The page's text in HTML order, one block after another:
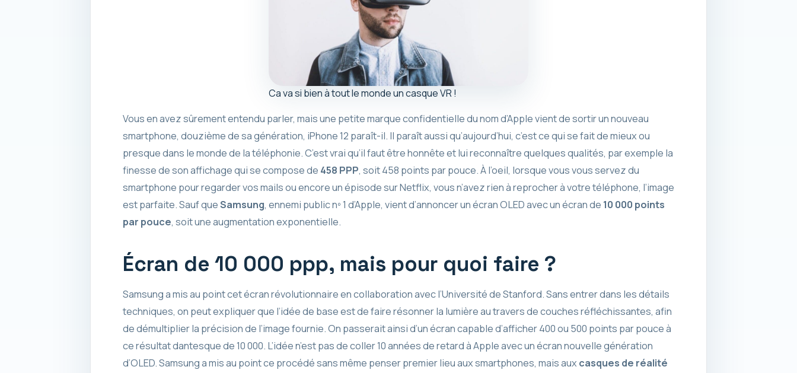
Ca va si bien à tout le monde un casque VR !
Vous en avez sûrement entendu parler, mais une petite marque confidentielle du nom d’Apple vient de sortir un nouveau
smartphone, douzième de sa génération, iPhone 12 paraît-il. Il paraît aussi qu’aujourd’hui, c’est ce qui se fait de mieux ou
presque dans le monde de la téléphonie. C’est vrai qu’il faut être honnête et lui reconnaître quelques qualités, par exemple la
finesse de son affichage qui se compose de 458 PPP, soit 458 points par pouce. À l’oeil, lorsque vous vous servez du
smartphone pour regarder vos mails ou encore un épisode sur Netflix, vous n’avez rien à reprocher à votre téléphone, l’image
est parfaite. Sauf queSamsung, ennemi public nº 1 d’Apple, vient d’annoncer un écran OLED avec un écran de 10 000 points
par pouce, soit une augmentation exponentielle.
Écran de 10 000 ppp, mais pour quoi faire ?
Samsung a mis au point cet écran révolutionnaire en collaboration avec l’Université de Stanford. Sans entrer dans les détails
techniques, on peut expliquer que l’idée de base est de faire résonner la lumière au travers de couches réfléchissantes, afin
de démultiplier la précision de l’image fournie. On passerait ainsi d’un écran capable d’afficher 400 ou 500 points par pouce à
ce résultat dantesque de 10 000. L’idée n’est pas de coller 10 années de retard à Apple avec un écran nouvelle génération
d’OLED. Samsung a mis au point ce procédé sans même penser premier lieu aux smartphones, mais aux casques de réalité